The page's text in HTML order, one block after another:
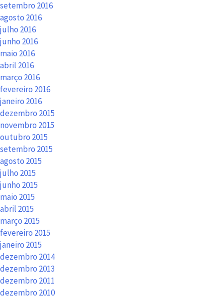
setembro 2016
agosto 2016
julho 2016
junho 2016
maio 2016
abril 2016
março 2016
fevereiro 2016
janeiro 2016
dezembro 2015
novembro 2015
outubro 2015
setembro 2015
agosto 2015
julho 2015
junho 2015
maio 2015
abril 2015
março 2015
fevereiro 2015
janeiro 2015
dezembro 2014
dezembro 2013
dezembro 2011
dezembro 2010